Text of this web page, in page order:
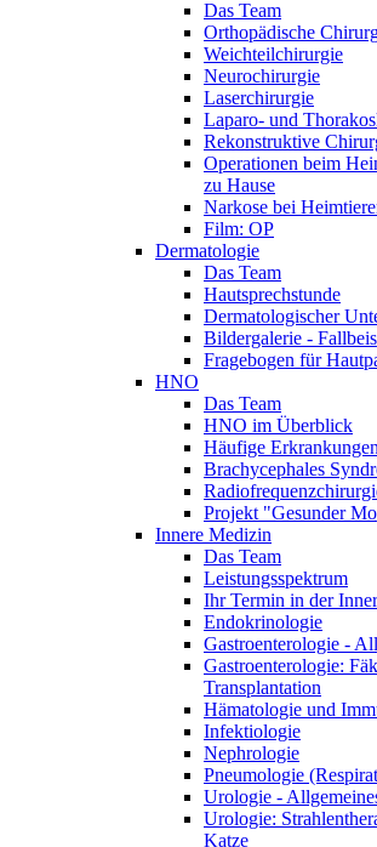
Das Team
Orthopädische
Weichteilchirurgie
Neurochirurgie
Laserchirurgie
Laparo- und
Rekonstruktive
Operationen beim
zu Hause
Narkose bei
Film: OP
Dermatologie
Das Team
Hautsprechstunde
Dermatologischer
Bildergalerie -
Fragebogen für
HNO
Das Team
HNO im Überblick
Häufige Erkrankungen
Brachycephales
Projekt "Gesunder
Innere Medizin
Das Team
Leistungsspektrum
Ihr Termin in der
Endokrinologie
Gastroenterologie -
Gastroenterologie:
Transplantation
Hämatologie und
Infektiologie
Nephrologie
Pneumologie
Urologie -
Urologie:
Katze